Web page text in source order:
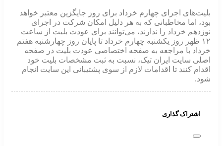
بلیت‌های اجرای چهارم خرداد برای روز جایگزین معتبر خواهد
بود، اما مخاطبانی که به هر دلیل امکان شرکت در اجرای
نوزدهم خرداد را ندارند، می‌توانند برای عودت بلیت از ساعت
۱۲ ظهر روز یکشنبه چهارم خرداد تا پایان روز چهارشنبه هفتم
خرداد با مراجعه به صفحه اختصاصی عودت بلیت در صفحه
اصلی سایت ایران تیک، نسبت به ثبت مشخصات بلیت خود
اقدام کنند تا اقدامات لازم از سوی پشتیبانی این سایت انجام
شود.
اشتراک گذاری